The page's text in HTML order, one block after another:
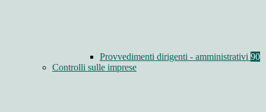
Provvedimenti dirigenti - amministrativi 90
Controlli sulle imprese